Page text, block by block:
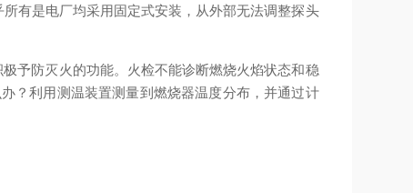
有是电厂均采用固定式安装，从外部无法调整探头
予防灭火的功能。火检不能诊断燃烧火焰状态和稳
？利用测温装置测量到燃烧器温度分布，并通过计